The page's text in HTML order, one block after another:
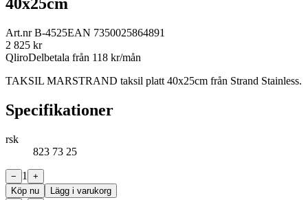
Art.nrB-4525EAN 7350025864891
2 825 kr
QliroDelbetala från 118 kr/mån
TAKSIL MARSTRAND taksil platt 40x25cm från Strand Stainless.
Specifikationer
rsk
823 73 25
− 1
+
Köp nu
Lägg i varukorg